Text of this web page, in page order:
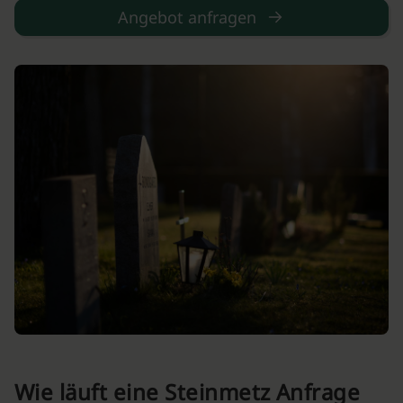
Angebot anfragen
Wie läuft eine Steinmetz Anfrage